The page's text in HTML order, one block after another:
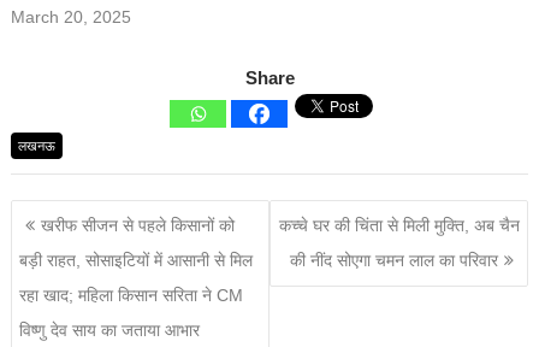
March 20, 2025
Share
लखनऊ
खरीफ सीजन से पहले किसानों को
बड़ी राहत, सोसाइटियों में आसानी से मिल
रहा खाद; महिला किसान सरिता ने CM
विष्णु देव साय का जताया आभार
कच्चे घर की चिंता से मिली मुक्ति, अब चैन
की नींद सोएगा चमन लाल का परिवार